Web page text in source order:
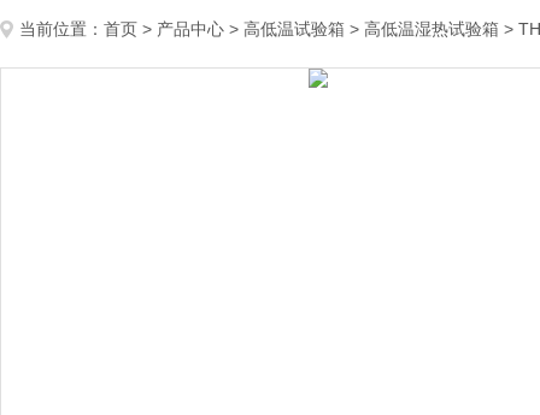
当前位置： 首页 > 产品中心 > 高低温试验箱 > 高低温湿热试验箱 >